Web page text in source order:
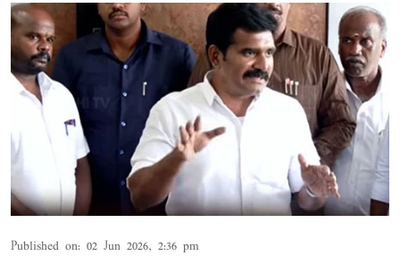
Published on: 02 Jun 2026, 2:36 pm